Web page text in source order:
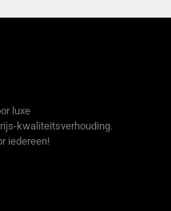
luxe
kwaliteitsverhouding.
iedereen!